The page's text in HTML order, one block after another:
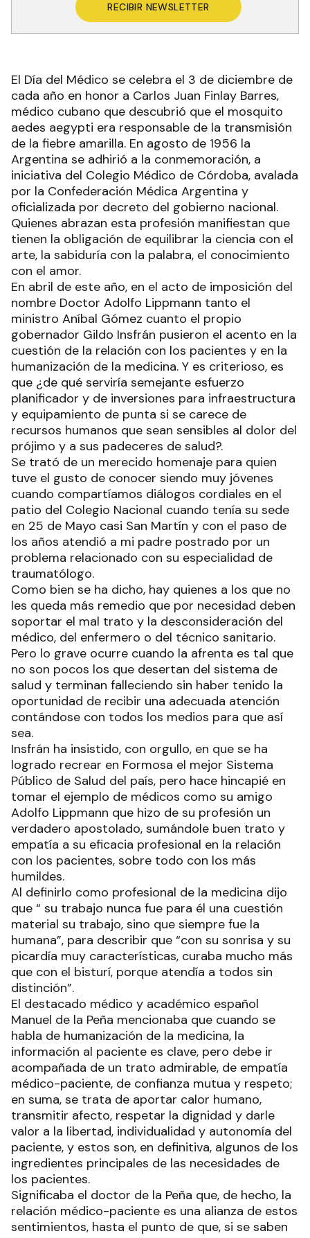
RECIBIR NEWSLETTER
El Día del Médico se celebra el 3 de diciembre de
cada año en honor a Carlos Juan Finlay Barres,
médico cubano que descubrió que el mosquito
aedes aegypti era responsable de la transmisión
de la fiebre amarilla. En agosto de 1956 la
Argentina se adhirió a la conmemoración, a
iniciativa del Colegio Médico de Córdoba, avalada
por la Confederación Médica Argentina y
oficializada por decreto del gobierno nacional.
Quienes abrazan esta profesión manifiestan que
tienen la obligación de equilibrar la ciencia con el
arte, la sabiduría con la palabra, el conocimiento
con el amor.
En abril de este año, en el acto de imposición del
nombre Doctor Adolfo Lippmann tanto el
ministro Aníbal Gómez cuanto el propio
gobernador Gildo Insfrán pusieron el acento en la
cuestión de la relación con los pacientes y en la
humanización de la medicina. Y es criterioso, es
que ¿de qué serviría semejante esfuerzo
planificador y de inversiones para infraestructura
y equipamiento de punta si se carece de
recursos humanos que sean sensibles al dolor del
prójimo y a sus padeceres de salud?.
Se trató de un merecido homenaje para quien
tuve el gusto de conocer siendo muy jóvenes
cuando compartíamos diálogos cordiales en el
patio del Colegio Nacional cuando tenía su sede
en 25 de Mayo casi San Martín y con el paso de
los años atendió a mi padre postrado por un
problema relacionado con su especialidad de
traumatólogo.
Como bien se ha dicho, hay quienes a los que no
les queda más remedio que por necesidad deben
soportar el mal trato y la desconsideración del
médico, del enfermero o del técnico sanitario.
Pero lo grave ocurre cuando la afrenta es tal que
no son pocos los que desertan del sistema de
salud y terminan falleciendo sin haber tenido la
oportunidad de recibir una adecuada atención
contándose con todos los medios para que así
sea.
Insfrán ha insistido, con orgullo, en que se ha
logrado recrear en Formosa el mejor Sistema
Público de Salud del país, pero hace hincapié en
tomar el ejemplo de médicos como su amigo
Adolfo Lippmann que hizo de su profesión un
verdadero apostolado, sumándole buen trato y
empatía a su eficacia profesional en la relación
con los pacientes, sobre todo con los más
humildes.
Al definirlo como profesional de la medicina dijo
que “ su trabajo nunca fue para él una cuestión
material su trabajo, sino que siempre fue la
humana”, para describir que “con su sonrisa y su
picardía muy características, curaba mucho más
que con el bisturí, porque atendía a todos sin
distinción”.
El destacado médico y académico español
Manuel de la Peña mencionaba que cuando se
habla de humanización de la medicina, la
información al paciente es clave, pero debe ir
acompañada de un trato admirable, de empatía
médico-paciente, de confianza mutua y respeto;
en suma, se trata de aportar calor humano,
transmitir afecto, respetar la dignidad y darle
valor a la libertad, individualidad y autonomía del
paciente, y estos son, en definitiva, algunos de los
ingredientes principales de las necesidades de
los pacientes.
Significaba el doctor de la Peña que, de hecho, la
relación médico-paciente es una alianza de estos
sentimientos, hasta el punto de que, si se saben